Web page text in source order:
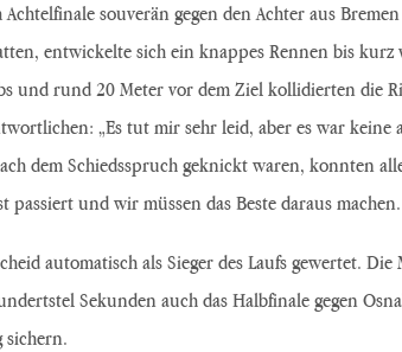
souverän gegen den Achter aus
entwickelte sich ein knappes Rennen bis
und rund 20 Meter vor dem Ziel kollidierten die
„Es tut mir sehr leid, aber es war
dem Schiedsspruch geknickt waren, konnten
und wir müssen das Beste daraus machen.
automatisch als Sieger des Laufs gewertet.
Sekunden auch das Halbfinale gegen
sichern.